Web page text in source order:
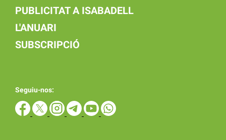
PUBLICITAT A ISABADELL
L'ANUARI
SUBSCRIPCIÓ
Seguiu-nos: